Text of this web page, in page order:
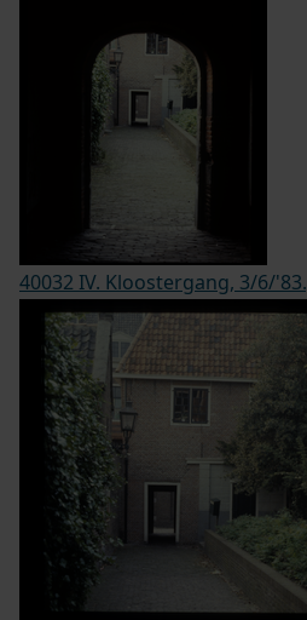
40032 IV. Kloostergang, 3/6/